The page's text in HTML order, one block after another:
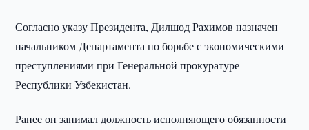
Согласно указу Президента, Дилшод Рахимов назначен
начальником Департамента по борьбе с экономическими
преступлениями при Генеральной прокуратуре
Республики Узбекистан.
Ранее он занимал должность исполняющего обязанности